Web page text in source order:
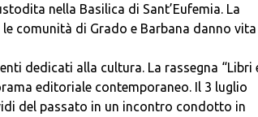
nella Basilica di Sant’Eufemia. La
comunità di Grado e Barbana danno vita
dedicati alla cultura. La rassegna “Libri
editoriale contemporaneo. Il 3 luglio
del passato in un incontro condotto in